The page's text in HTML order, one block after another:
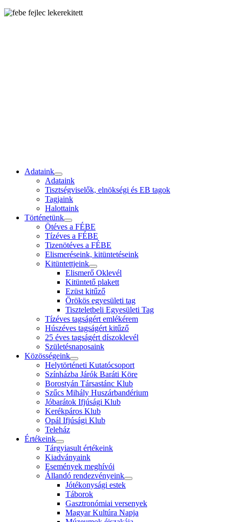
Adataink
Adataink
Tisztségviselők, elnökségi és EB tagok
Tagjaink
Halottaink
Történetünk
Ötéves a FÉBE
Tízéves a FÉBE
Tizenötéves a FÉBE
Elismeréseink, kitüntetéseink
Kitüntettjeink
Elismerő Oklevél
Kitüntető plakett
Ezüst kitűző
Örökös egyesületi tag
Tiszteletbeli Egyesületi Tag
Tízéves tagságért emlékérem
Húszéves tagságért kitűző
25 éves tagságért díszoklevél
Születésnaposaink
Közösségeink
Helytörténeti Kutatócsoport
Színházba Járók Baráti Köre
Borostyán Társastánc Klub
Szűcs Mihály Huszárbandérium
Jóbarátok Ifjúsági Klub
Kerékpáros Klub
Opál Ifjúsági Klub
Teleház
Értékeink
Tárgyiasult értékeink
Kiadványaink
Események meghívói
Állandó rendezvényeink
Jótékonysági estek
Táborok
Gasztronómiai versenyek
Magyar Kultúra Napja